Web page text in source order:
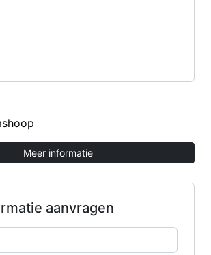
Meer informatie
aanvragen